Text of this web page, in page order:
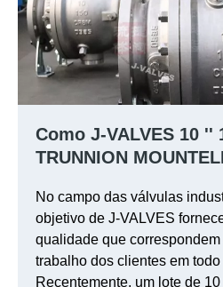
Como J-VALVES 10 ''
TRUNNION
No campo das válvulas
objetivo de J-VALVES
qualidade que
trabalho dos clientes em todo
Recentemente, um lote de